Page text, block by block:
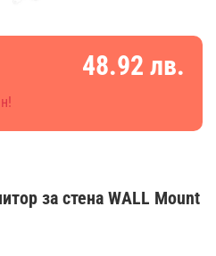
за стена WALL Mount
48.92 лв.